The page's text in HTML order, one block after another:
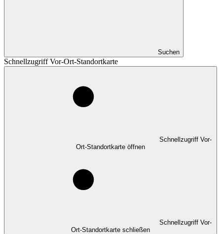
Suchen
Schnellzugriff Vor-Ort-Standortkarte
Schnellzugriff Vor-
Ort-Standortkarte öffnen
Schnellzugriff Vor-
Ort-Standortkarte schließen